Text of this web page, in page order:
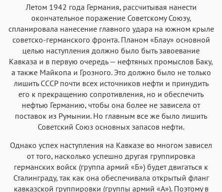
Аа Аа Аа
Menlo
Аа
Летом 1942 года Германия, рассчитывая нанести
окончательное поражение Советскому Союзу,
спланировала нанесение главного удара на южном крыле
советско-германского фронта. Планом «Блау» основной
целью наступления должно было быть завоевание
Кавказа и в первую очередь — нефтяных промыслов Баку,
а также Майкопа и Грозного. Это должно было не только
лишить СССР почти всех источников нефти и принудить
его к прекращению сопротивления, но и обеспечить
нефтью Германию, чтобы она более не зависела от
поставок из Румынии. Но главным все же было лишить
Советский Союз основных запасов нефти.
Однако успех наступления на Кавказе во многом зависел
от того, насколько успешно другая группировка
германских войск (группа армий «Б») будет двигаться к
Сталинграду, так как она обеспечивала открытый фланг
кавказской группировки (группы армий «А»). Поэтому в